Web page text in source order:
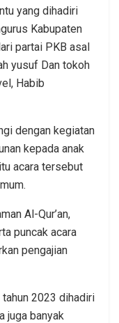
yang dihadiri
Kabupaten
partai PKB asal
yusuf Dan tokoh
Habib
dengan kegiatan
kepada anak
acara tersebut
Al-Qur’an,
puncak acara
pengajian
tahun 2023 dihadiri
juga banyak